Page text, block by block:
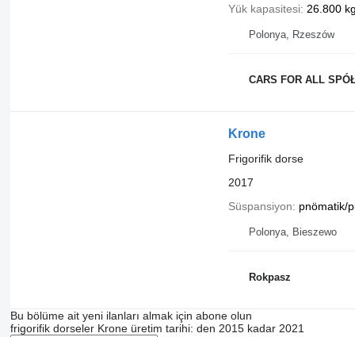
Yük kapasitesi 26.800 kg
Polonya, Rzeszów
CARS FOR ALL
Krone
Frigorifik dorse
2017
Süspansiyon
pnömatik/
Polonya, Bieszewo
Rokpasz
Bu bölüme ait yeni ilanları almak için abone olun
frigorifik dorseler Krone üretim tarihi: den 2015 kadar 2021